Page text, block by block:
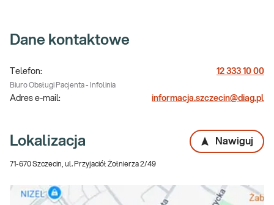
Dane kontaktowe
Telefon: 12 333 10 00
Biuro Obsługi Pacjenta - Infolinia
Adres e-mail: informacja.szczecin@diag.pl
Lokalizacja Nawiguj
71-670 Szczecin, ul. Przyjaciół Żołnierza 2/49